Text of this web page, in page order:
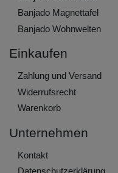
Banjado Magnettafel
Banjado Wohnwelten
Einkaufen
Zahlung und Versand
Widerrufs­recht
Warenkorb
Unternehmen
Kontakt